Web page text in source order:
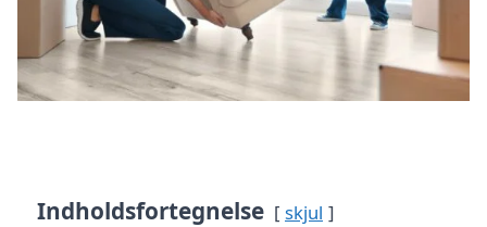
Indholdsfortegnelse skjul